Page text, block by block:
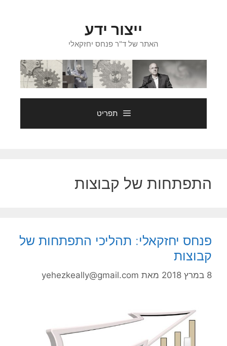
ייצור ידע
האתר של ד"ר פנחס יחזקאלי
תפריט
התפתחות של קבוצות
פנחס יחזקאלי: תהליכי התפתחות של
קבוצות
8 במרץ 2018 מאת yehezkeally@gmail.com